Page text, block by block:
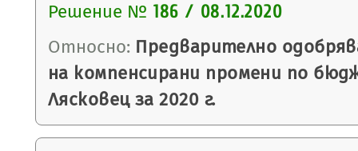
Решение № 186 / 08.12.2020
Относно: Предварително
на компенсирани промени по
Лясковец за 2020 г.